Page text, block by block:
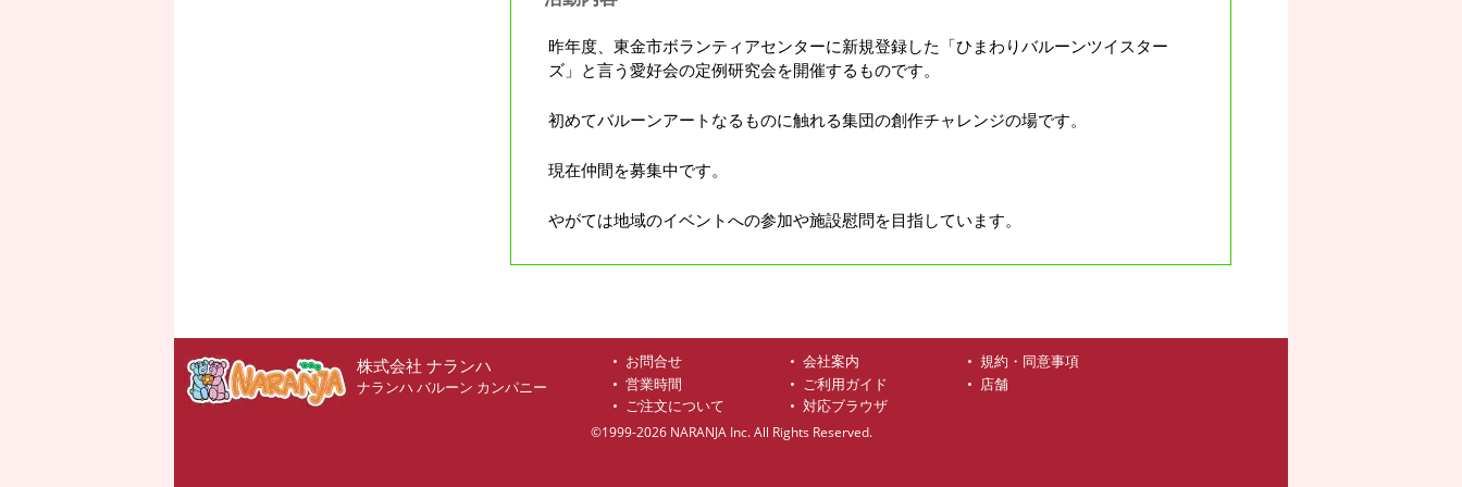
昨年度、東金市ボランティアセンターに新規登録した「ひまわりバルーンツイスター
ズ」と言う愛好会の定例研究会を開催するものです。
初めてバルーンアートなるものに触れる集団の創作チャレンジの場です。
現在仲間を募集中です。
やがては地域のイベントへの参加や施設慰問を目指しています。
株式会社 ナランハ
ナランハ バルーン カンパニー
お問合せ 会社案内
規約・同意事項
営業時間
ご利用ガイド
店舗
ご注文について
対応ブラウザ
©1999-2026 NARANJA Inc. All Rights Reserved.